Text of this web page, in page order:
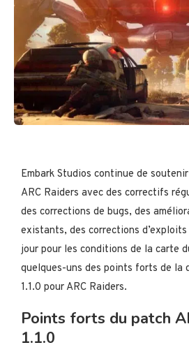
Embark Studios continue de
ARC Raiders avec des correctifs
des corrections de bugs, des
existants, des corrections
jour pour les conditions de la carte
quelques-uns des points forts de la
1.1.0 pour ARC Raiders.
Points forts du patch
1.1.0